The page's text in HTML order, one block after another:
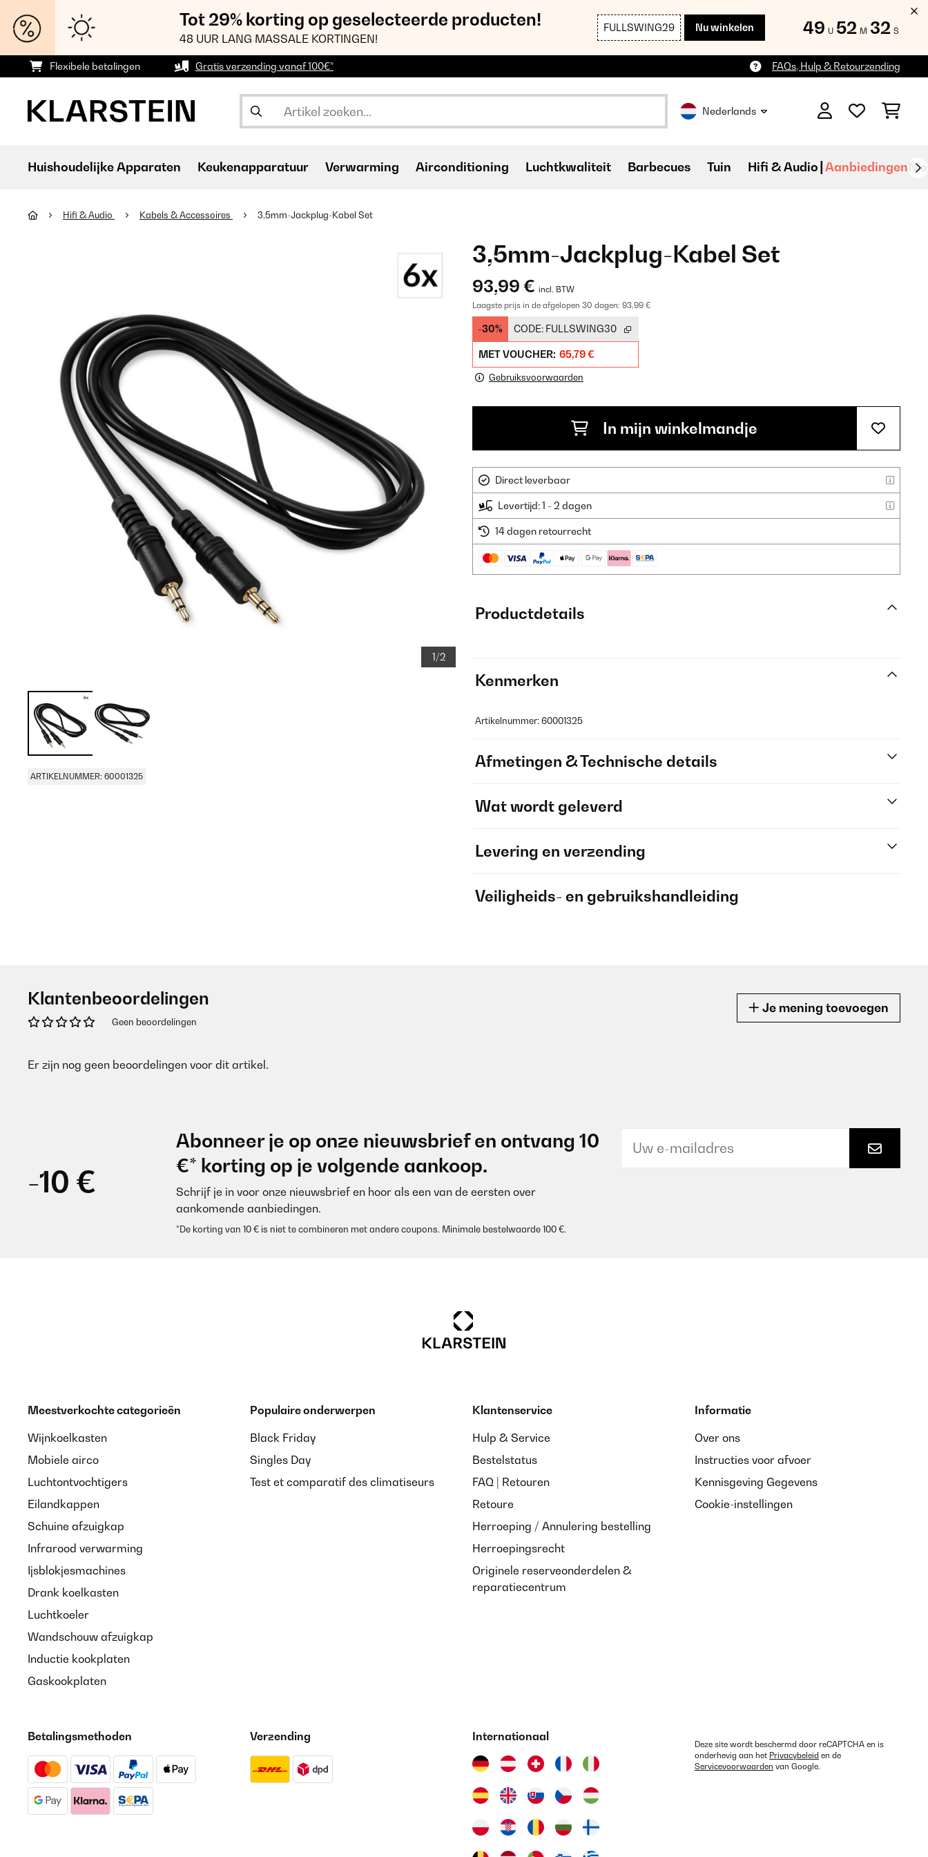
Tot 29% korting op geselecteerde producten!
48 UUR LANG MASSALE KORTINGEN!
FULLSWING29 Nu winkelen 49 U 52 M 32 S
Flexibele betalingen Gratis verzending vanaf 100€* FAQs, Hulp & Retourzending
Nederlands
Huishoudelijke Apparaten Keukenapparatuur Verwarming Airconditioning Luchtkwaliteit Barbecues Tuin Hifi & Audio Aanbiedingen
Hifi & Audio Kabels & Accessoires 3,5mm-Jackplug-Kabel Set
1/2
ARTIKELNUMMER: 60001325
3,5mm-Jackplug-Kabel Set
93,99 € incl. BTW
Laagste prijs in de afgelopen 30 dagen: 93,99 €
-30% CODE: FULLSWING30
MET VOUCHER: 65,79 €
Gebruiksvoorwaarden
In mijn winkelmandje
Direct leverbaar
Levertijd: 1 - 2 dagen
14 dagen retourrecht
Productdetails
Kenmerken
Artikelnummer: 60001325
Afmetingen & Technische details
Wat wordt geleverd
Levering en verzending
Veiligheids- en gebruikshandleiding
Klantenbeoordelingen
Geen beoordelingen
Je mening toevoegen
Er zijn nog geen beoordelingen voor dit artikel.
-10 €
Abonneer je op onze nieuwsbrief en ontvang 10
€* korting op je volgende aankoop.
Schrijf je in voor onze nieuwsbrief en hoor als een van de eersten over
aankomende aanbiedingen.
*De korting van 10 € is niet te combineren met andere coupons. Minimale bestelwaarde 100 €.
Meestverkochte categorieën
Wijnkoelkasten
Mobiele airco
Luchtontvochtigers
Eilandkappen
Schuine afzuigkap
Infrarood verwarming
Ijsblokjesmachines
Drank koelkasten
Luchtkoeler
Wandschouw afzuigkap
Inductie kookplaten
Gaskookplaten
Populaire onderwerpen
Black Friday
Singles Day
Test et comparatif des climatiseurs
Klantenservice
Hulp & Service
Bestelstatus
FAQ | Retouren
Retoure
Herroeping / Annulering bestelling
Herroepingsrecht
Originele reserveonderdelen &
reparatiecentrum
Informatie
Over ons
Instructies voor afvoer
Kennisgeving Gegevens
Cookie-instellingen
Betalingsmethoden Verzending Internationaal
Deze site wordt beschermd door reCAPTCHA en is
onderhevig aan het Privacybeleid en de
Servicevoorwaarden van Google.